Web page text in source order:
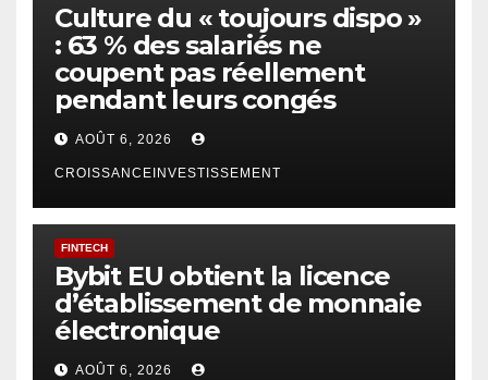
Culture du « toujours dispo »
: 63 % des salariés ne
coupent pas réellement
pendant leurs congés
AOÛT 6, 2026
CROISSANCEINVESTISSEMENT
FINTECH
Bybit EU obtient la licence
d’établissement de monnaie
électronique
AOÛT 6, 2026